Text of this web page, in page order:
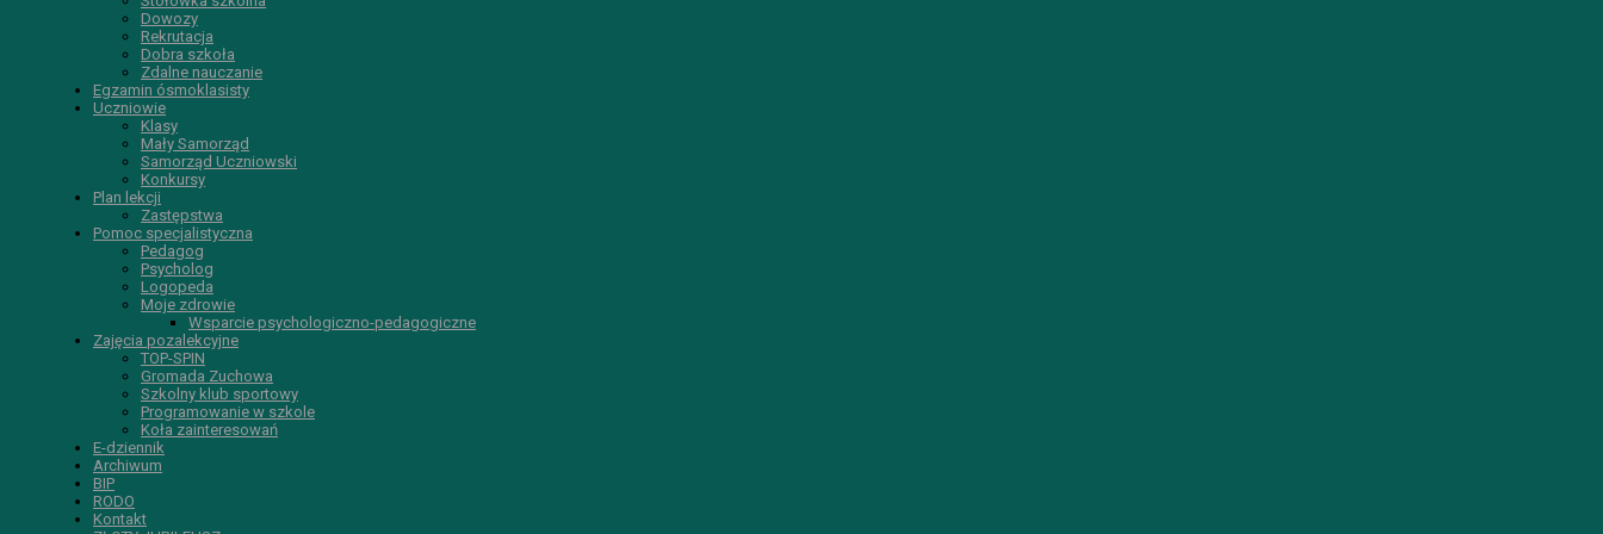
Dowozy
Rekrutacja
Dobra szkoła
Zdalne nauczanie
Egzamin ósmoklasisty
Uczniowie
Klasy
Mały Samorząd
Samorząd Uczniowski
Konkursy
Plan lekcji
Zastępstwa
Pomoc specjalistyczna
Pedagog
Psycholog
Logopeda
Moje zdrowie
Wsparcie psychologiczno-pedagogiczne
Zajęcia pozalekcyjne
TOP-SPIN
Gromada Zuchowa
Szkolny klub sportowy
Programowanie w szkole
Koła zainteresowań
E-dziennik
Archiwum
BIP
RODO
Kontakt